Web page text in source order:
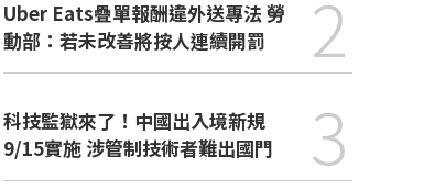
Uber Eats疊單報酬違外送專法 勞
動部：若未改善將按人連續開罰
2
科技監獄來了！中國出入境新規
9/15實施 涉管制技術者難出國門
3